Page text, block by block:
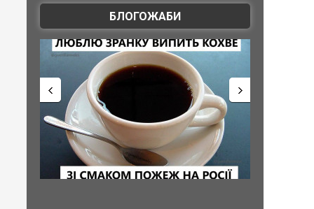
БЛОГОЖАБИ